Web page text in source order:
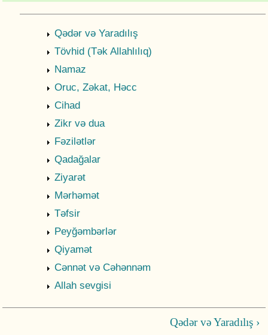
Qədər və Yaradılış
Tövhid (Tək Allahlılıq)
Namaz
Oruc, Zəkat, Həcc
Cihad
Zikr və dua
Fəzilətlər
Qadağalar
Ziyarət
Mərhəmət
Təfsir
Peyğəmbərlər
Qiyamət
Cənnət və Cəhənnəm
Allah sevgisi
Qədər və Yaradılış ›